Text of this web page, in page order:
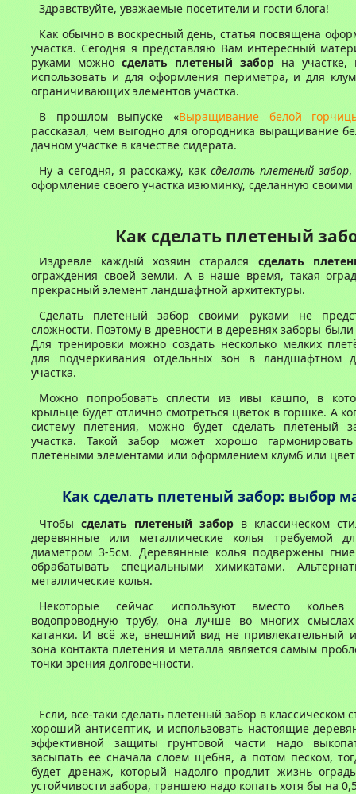
Здравствуйте, уважаемые посетители и гости блога!
Как обычно в воскресный день, статья посвящена
участка. Сегодня я представляю Вам интересный
руками можно сделать плетеный забор на
использовать и для оформления периметра, и для
ограничивающих элементов участка.
В прошлом выпуске «Выращивание белой
рассказал, чем выгодно для огородника выращивание
дачном участке в качестве сидерата.
Ну а сегодня, я расскажу, как сделать плетеный забор,
оформление своего участка изюминку, сделанную
Как сделать плетеный
Издревле каждый хозяин старался сделать
ограждения своей земли. А в наше время, такая
прекрасный элемент ландшафтной архитектуры.
Сделать плетеный забор своими руками не
сложности. Поэтому в древности в деревнях заборы
Для тренировки можно создать несколько мелких
для подчёркивания отдельных зон в ландшафтном
участка.
Можно попробовать сплести из ивы кашпо, в
крыльце будет отлично смотреться цветок в горшке. А
систему плетения, можно будет сделать плетеный
участка. Такой забор может хорошо
плетёными элементами или оформлением клумб или
Как сделать плетеный забор: выбор
Чтобы сделать плетеный забор в классическом
деревянные или металлические колья требуемой
диаметром 3-5см. Деревянные колья подвержены
обрабатывать специальными химикатами.
металлические колья.
Некоторые сейчас используют вместо кольев
водопроводную трубу, она лучше во многих
катанки. И всё же, внешний вид не привлекательный
зона контакта плетения и металла является самым
точки зрения долговечности.
Если, все-таки сделать плетеный забор в классическом
хороший антисептик, и использовать настоящие
эффективной защиты грунтовой части надо
засыпать её сначала слоем щебня, а потом песком,
будет дренаж, который надолго продлит жизнь
устойчивости забора, траншею надо копать хотя бы на